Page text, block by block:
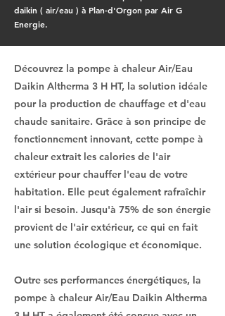
daikin ( air/eau ) à Plan-d'Orgon par Air G
Energie.
Découvrez la pompe à chaleur Air/Eau
Daikin Altherma 3 H HT, la solution idéale
pour la production de chauffage et d'eau
chaude sanitaire. Grâce à son principe de
fonctionnement innovant, cette pompe à
chaleur extrait les calories de l'air
extérieur pour chauffer l'eau de votre
habitation. Elle peut également rafraîchir
l'air si besoin. Jusqu'à 75% de son énergie
provient de l'air extérieur, ce qui en fait
une solution écologique et économique.
Outre ses performances énergétiques, la
pompe à chaleur Air/Eau Daikin Altherma